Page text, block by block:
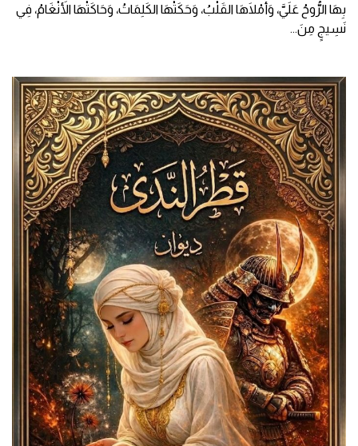
بِهَا الرُّوحُ عَلَيَّ، وَأَمْلَاهَا القَلْبُ، وَحَكَتْهَا الكَلِمَاتُ، وَحَاكَتْهَا الأَنْغَامُ، فِي
نَسِيجٍ مِنَ...